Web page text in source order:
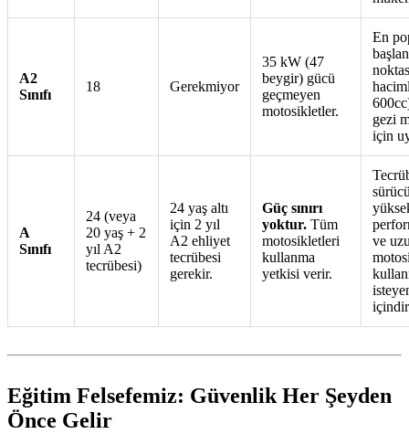
A2
Sınıfı
18 Gerekmiyor
35 kW (47
beygir) gücü
geçmeyen
motosikletler.
En
gezi
için
A
Sınıfı
24 (veya
20 yaş + 2
yıl A2
tecrübesi)
24 yaş altı
için 2 yıl
A2 ehliyet
tecrübesi
gerekir.
Güç sınırı
yoktur. Tüm
motosikletleri
kullanma
yetkisi verir.
ve
Eğitim Felsefemiz: Güvenlik Her Şeyden
Önce Gelir